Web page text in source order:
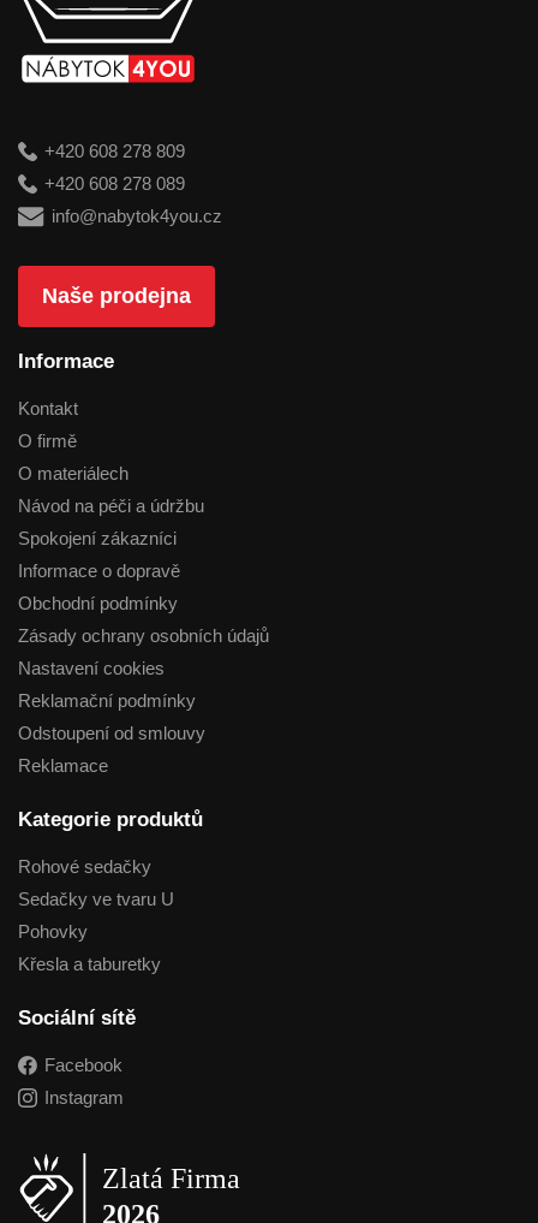
+420 608 278 809
+420 608 278 089
info@nabytok4you.cz
Naše prodejna
Informace
Kontakt
O firmě
O materiálech
Návod na péči a údržbu
Spokojení zákazníci
Informace o dopravě
Obchodní podmínky
Zásady ochrany osobních údajů
Nastavení cookies
Reklamační podmínky
Odstoupení od smlouvy
Reklamace
Kategorie produktů
Rohové sedačky
Sedačky ve tvaru U
Pohovky
Křesla a taburetky
Sociální sítě
Facebook
Instagram